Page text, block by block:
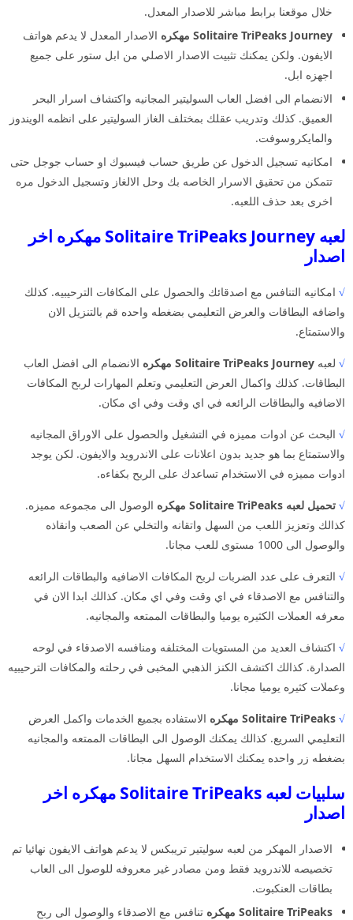
خلال موقعنا برابط مباشر للاصدار المعدل.
Solitaire TriPeaks Journey مهكره الاصدار المعدل لا يدعم هواتف
الايفون. ولكن يمكنك تثبيت الاصدار الاصلي من ابل ستور على جميع
اجهزه ابل.
الانضمام الى افضل العاب السوليتير المجانيه واكتشاف اسرار البحر
العميق. كذلك وتدريب عقلك بمختلف الغاز السوليتير على انظمه الويندوز
والمايكروسوفت.
امكانيه تسجيل الدخول عن طريق حساب فيسبوك او حساب جوجل حتى
تتمكن من تحقيق الاسرار الخاصه بك وحل الالغاز وتسجيل الدخول مره
اخرى بعد حذف اللعبه.
لعبه Solitaire TriPeaks Journey مهكره اخر
اصدار
√ امكانيه التنافس مع اصدقائك والحصول على المكافات الترحيبيه. كذلك
واضافه البطاقات والعرض التعليمي بضغطه واحده قم بالتنزيل الان
والاستمتاع.
√ لعبه Solitaire TriPeaks Journey مهكره
الانضمام الى افضل العاب
البطاقات. كذلك واكمال العرض التعليمي وتعلم المهارات لربح المكافات
الاضافيه والبطاقات الرائعه في اي وقت وفي اي مكان.
√ البحث عن ادوات مميزه في التشغيل والحصول على الاوراق المجانيه
والاستمتاع بما هو جديد بدون اعلانات على الاندرويد والايفون. لكن يوجد
ادوات مميزه في الاستخدام تساعدك على الربح بكفاءه.
√ تحميل لعبه Solitaire TriPeaks مهكره
الوصول الى مجموعه مميزه.
كذالك وتعزيز اللعب من السهل واتقانه والتخلي عن الصعب وانقاذه
والوصول الى 1000 مستوى للعب مجانا.
√ التعرف على عدد الضربات لربح المكافات الاضافيه والبطاقات الرائعه
والتنافس مع الاصدقاء في اي وقت وفي اي مكان. كذالك ابدا الان في
معرفه العملات الكثيره يوميا والبطاقات الممتعه والمجانيه.
√ اكتشاف العديد من المستويات المختلفه ومنافسه الاصدقاء في لوحه
الصدارة. كذالك اكتشف الكنز الذهبي المخبى في رحلته والمكافات الترحيبيه
وعملات كثيره يوميا مجانا.
√ Solitaire TriPeaks مهكره
الاستفاده بجميع الخدمات واكمل العرض
التعليمي السريع. كذالك يمكنك الوصول الى البطاقات الممتعه والمجانيه
بضغطه زر واحده يمكنك الاستخدام السهل مجانا.
سلبيات لعبه Solitaire TriPeaks مهكره اخر
اصدار
الاصدار المهكر من لعبه سوليتير تريبكس لا يدعم هواتف الايفون نهائيا تم
تخصيصه للاندرويد فقط ومن مصادر غير معروفه للوصول الى العاب
بطاقات العنكبوت.
Solitaire TriPeaks مهكره
تنافس مع الاصدقاء والوصول الى ربح